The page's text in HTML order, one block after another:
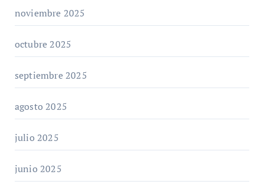
noviembre 2025
octubre 2025
septiembre 2025
agosto 2025
julio 2025
junio 2025